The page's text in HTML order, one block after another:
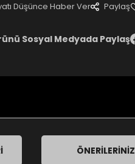
Düşünce Haber Ver Paylaş
Sosyal Medyada Paylaş
ÖNERILERINIZ